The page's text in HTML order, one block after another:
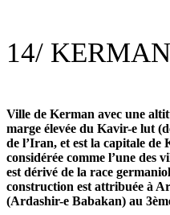
14/ KERMAN
Ville de Kerman avec une
marge élevée du Kavir-e lut
de l’Iran, et est la capitale
considérée comme l’une des
est dérivé de la race
construction est attribuée à
(Ardashir-e Babakan) au